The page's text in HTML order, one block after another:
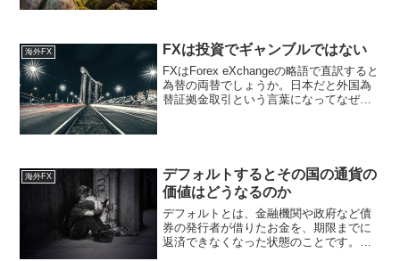
海外FX FXは投資でギャンブルではない
FXはForex eXchangeの略語で直訳すると
為替の両替でしょうか。日本だと外国為
替証拠金取引という言葉になってなぜか
海外FX
デフォルトするとその国の通貨の
価値はどうなるのか
デフォルトとは、金融機関や政府など債
券の発行者が借りたお金を、期限までに
返済できなくなった状態のことです。会